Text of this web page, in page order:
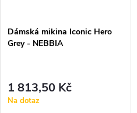
Dámská mikina Iconic Hero
Grey - NEBBIA
1 813,50 Kč
Na dotaz